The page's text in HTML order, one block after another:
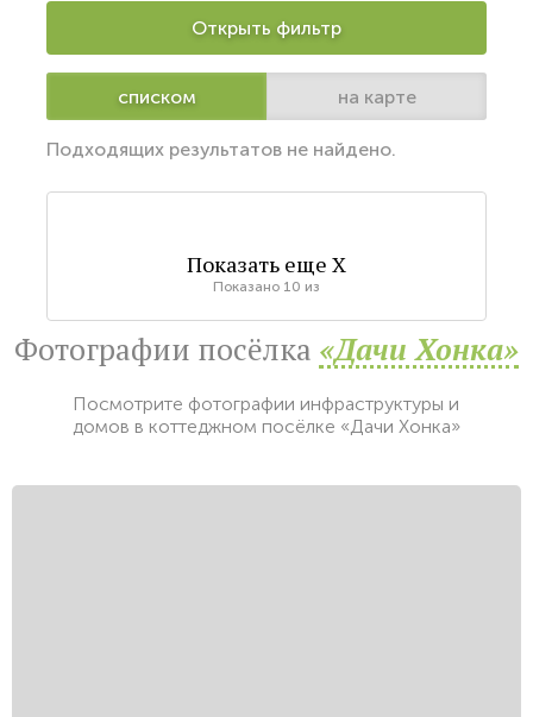
Открыть фильтр
списком на карте
Подходящих результатов не найдено.
Показать еще X
Показано 10 из
Фотографии посёлка «Дачи Хонка»
Посмотрите фотографии инфраструктуры и
домов в коттеджном посёлке «Дачи Хонка»